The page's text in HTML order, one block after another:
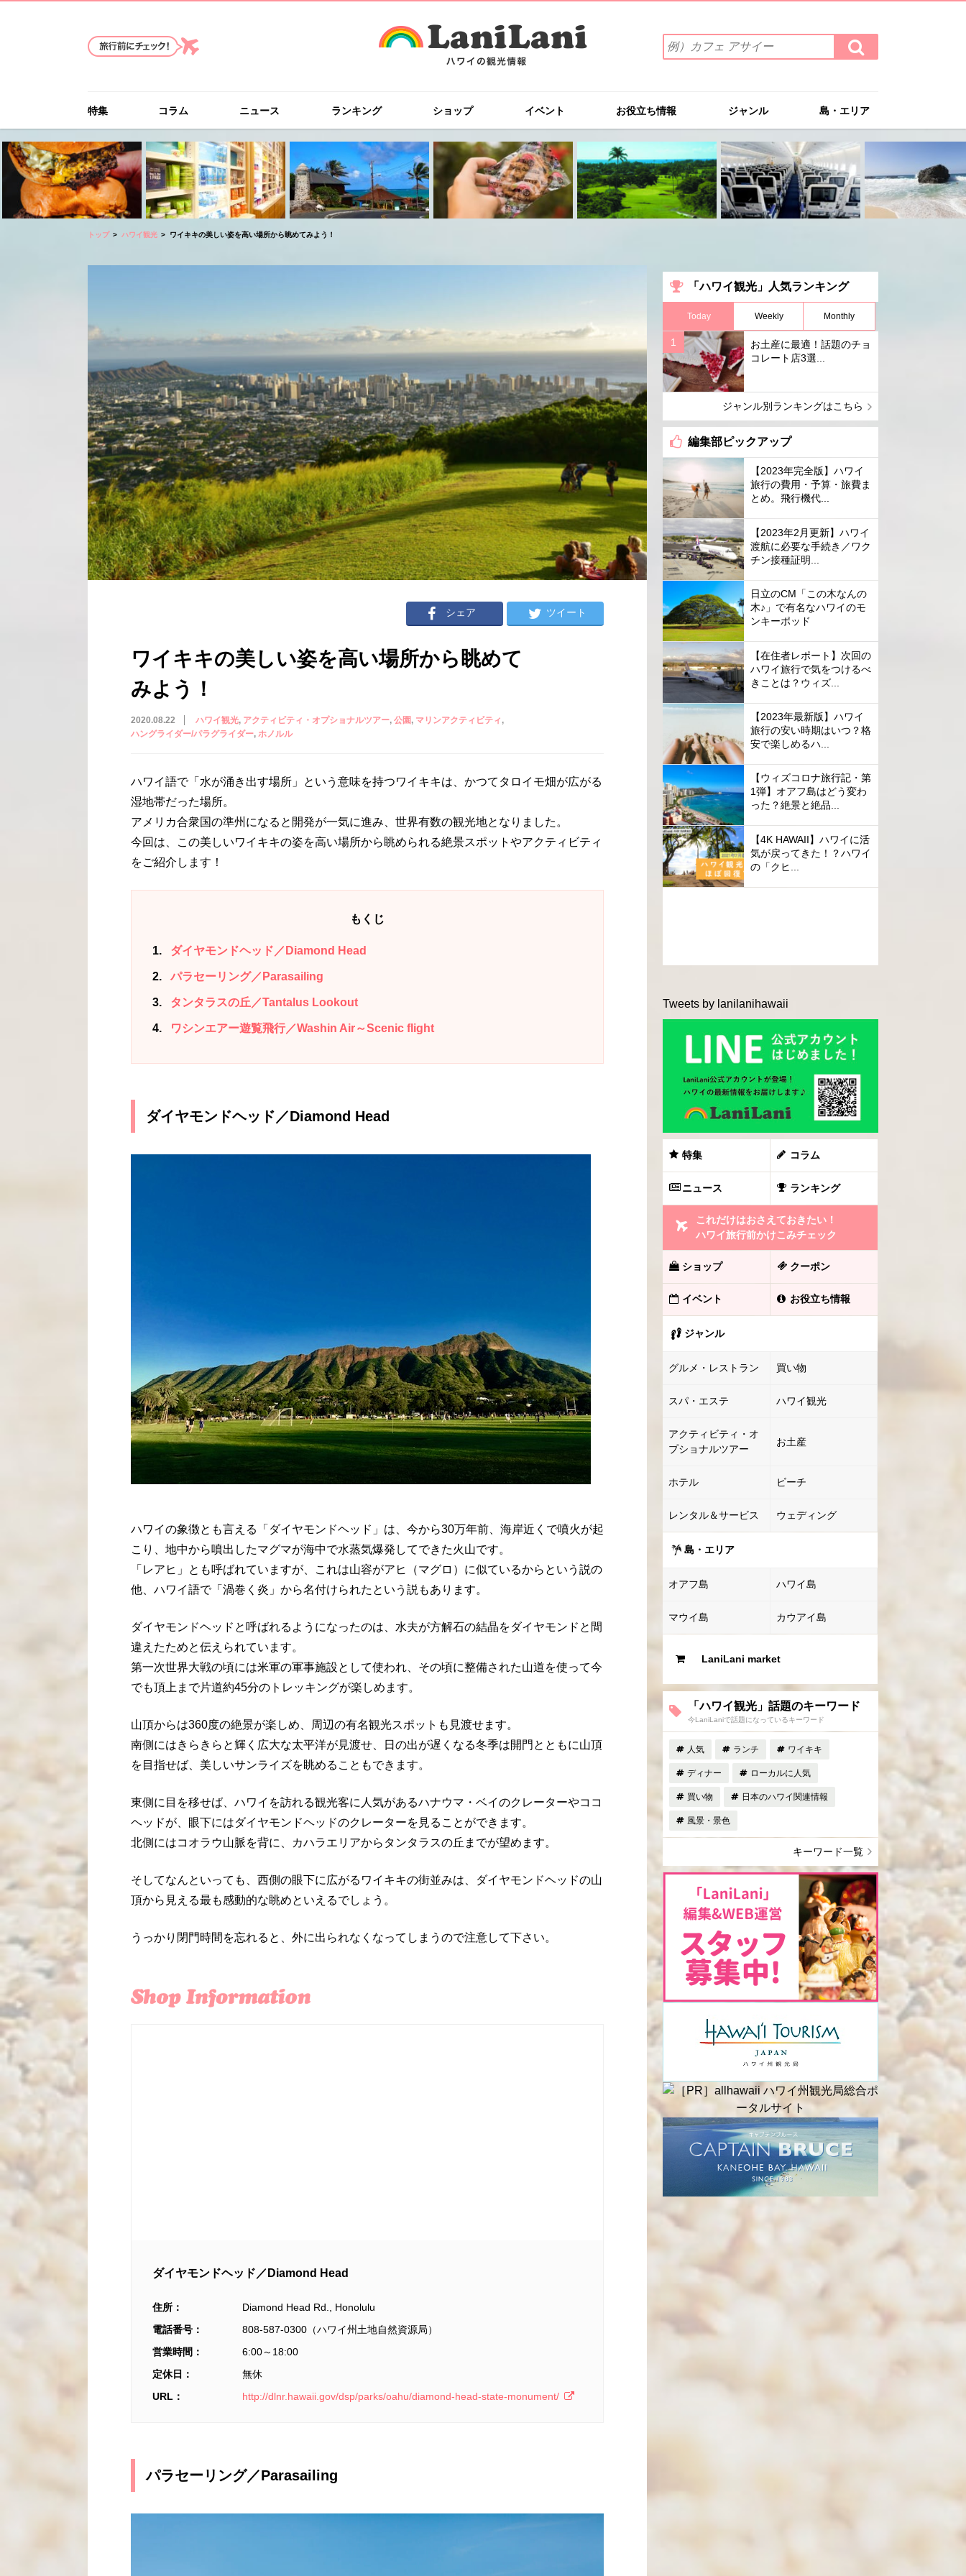
索
ワ
を
入
力
(例）
カ
フ
ェ
イ
ー
検
索
す
特集 コラム ニュース ランキング ショップ イベント お役立ち情報 ジャンル 島・エリア
トップ ハワイ観光 ワイキキの美しい姿を高い場所から眺めてみよう！
シェア ツイート
ワイキキの美しい姿を高い場所から眺めて
みよう！
2020.08.22 ハワイ観光 アクティビティ・オプショナルツアー 公園
マリンアクティビティ
ハングライダー/パラグライダー ホノルル
ハワイ語で「水が涌き出す場所」という意味を持つワイキキは、かつてタロイモ畑が広がる
湿地帯だった場所。
アメリカ合衆国の準州になると開発が一気に進み、世界有数の観光地となりました。
今回は、この美しいワイキキの姿を高い場所から眺められる絶景スポットやアクティビティ
をご紹介します！
もくじ
1 ダイヤモンドヘッド／Diamond Head
2 パラセーリング／Parasailing
3 タンタラスの丘／Tantalus Lookout
4 ワシンエアー遊覧飛行／Washin Air～Scenic flight
ダイヤモンドヘッド／Diamond Head
ハワイの象徴とも言える「ダイヤモンドヘッド」は、今から30万年前、海岸近くで噴火が起
こり、地中から噴出したマグマが海中で水蒸気爆発してできた火山です。
「レアヒ」とも呼ばれていますが、これは山容がアヒ（マグロ）に似ているからという説の
他、ハワイ語で「渦巻く炎」から名付けられたという説もあります。
ダイヤモンドヘッドと呼ばれるようになったのは、水夫が方解石の結晶をダイヤモンドと間
違えたためと伝えられています。
第一次世界大戦の頃には米軍の軍事施設として使われ、その頃に整備された山道を使って今
でも頂上まで片道約45分のトレッキングが楽しめます。
山頂からは360度の絶景が楽しめ、周辺の有名観光スポットも見渡せます。
南側にはきらきらと輝く広大な太平洋が見渡せ、日の出が遅くなる冬季は開門とともに山頂
を目指せば、美しいサンライズを眺めることもできます。
東側に目を移せば、ハワイを訪れる観光客に人気があるハナウマ・ベイのクレーターやココ
ヘッドが、眼下にはダイヤモンドヘッドのクレーターを見ることができます。
北側にはコオラウ山脈を背に、カハラエリアからタンタラスの丘までが望めます。
そしてなんといっても、西側の眼下に広がるワイキキの街並みは、ダイヤモンドヘッドの山
頂から見える最も感動的な眺めといえるでしょう。
うっかり閉門時間を忘れると、外に出られなくなってしまうので注意して下さい。
ダイヤモンドヘッド／Diamond Head
住所：
Diamond Head Rd., Honolulu
電話番号：
808-587-0300（ハワイ州土地自然資源局）
営業時間：
6:00～18:00
定休日：
無休
URL：
http://dlnr.hawaii.gov/dsp/parks/oahu/diamond-head-state-monument/
パラセーリング／Parasailing
「ハワイ観光」人気ランキング
Today Weekly Monthly
お土産に最適！話題のチョ
コレート店3選...
ジャンル別ランキングはこちら
編集部ピックアップ
【2023年完全版】ハワイ
旅行の費用・予算・旅費ま
とめ。飛行機代...
【2023年2月更新】ハワイ
渡航に必要な手続き／ワク
チン接種証明...
日立のCM「この木なんの
木♪」で有名なハワイのモ
ンキーポッド
【在住者レポート】次回の
ハワイ旅行で気をつけるべ
きことは？ウィズ...
【2023年最新版】ハワイ
旅行の安い時期はいつ？格
安で楽しめるハ...
【ウィズコロナ旅行記・第
1弾】オアフ島はどう変わ
った？絶景と絶品...
【4K HAWAII】ハワイに活
気が戻ってきた！？ハワイ
の「クヒ...
Tweets by lanilanihawaii
特集 コラム
ニュース ランキング
これだけはおさえておきたい！
ハワイ旅行前かけこみチェック
ショップ クーポン
イベント お役立ち情報
ジャンル
グルメ・レストラン 買い物
スパ・エステ ハワイ観光
アクティビティ・オ
プショナルツアー
お土産
ホテル ビーチ
レンタル＆サービス ウェディング
島・エリア
オアフ島 ハワイ島
マウイ島 カウアイ島
LaniLani market
「ハワイ観光」話題のキーワード
今LaniLaniで話題になっているキーワード
人気 ランチ ワイキキ
ディナー ローカルに人気
買い物 日本のハワイ関連情報
風景・景色
キーワード一覧